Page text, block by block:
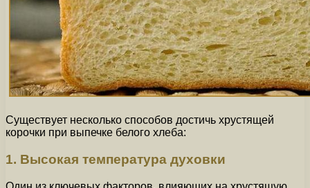
Существует несколько способов достичь хрустящей
корочки при выпечке белого хлеба:
1. Высокая температура духовки